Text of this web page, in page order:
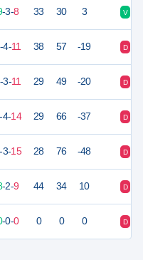
-3-8 33 30 3 V
-4-11 38 57 -19 D
-3-11 29 49 -20 D
-4-14 29 66 -37 D
-3-15 28 76 -48 D
-2-9 44 34 10 D
-0-0 0 0 0 D